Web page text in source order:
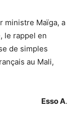
ministre Maïga, a
le rappel en
de simples
au Mali,
Esso A.